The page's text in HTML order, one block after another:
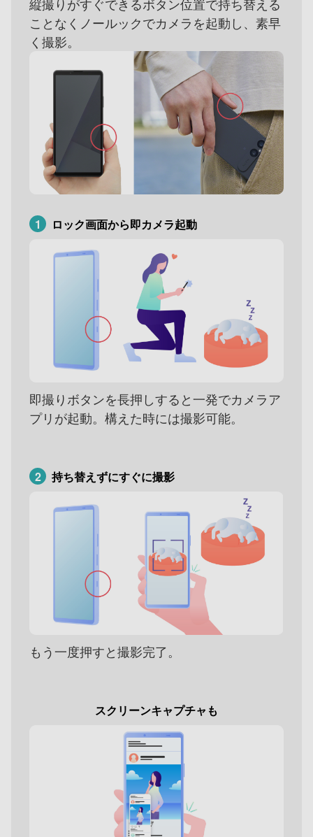
縦撮りがすぐできるボタン位置で持ち替える
ことなくノールックでカメラを起動し、素早
く撮影。
1 ロック画面から即カメラ起動
即撮りボタンを長押しすると一発でカメラア
プリが起動。構えた時には撮影可能。
2 持ち替えずにすぐに撮影
もう一度押すと撮影完了。
スクリーンキャプチャも